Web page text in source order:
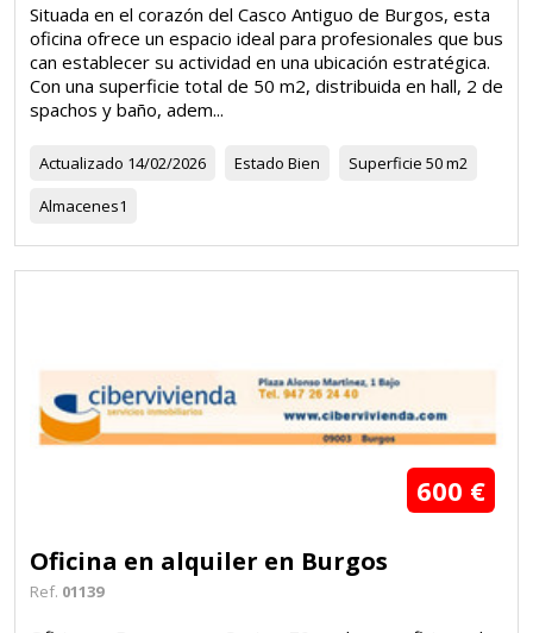
Situada en el corazón del Casco Antiguo de Burgos, esta
oficina ofrece un espacio ideal para profesionales que bus
can establecer su actividad en una ubicación estratégica.
Con una superficie total de 50 m2, distribuida en hall, 2 de
spachos y baño, adem...
Actualizado 14/02/2026 Estado Bien Superficie 50 m2
Almacenes1
600 €
Oficina en alquiler en Burgos
Ref. 01139